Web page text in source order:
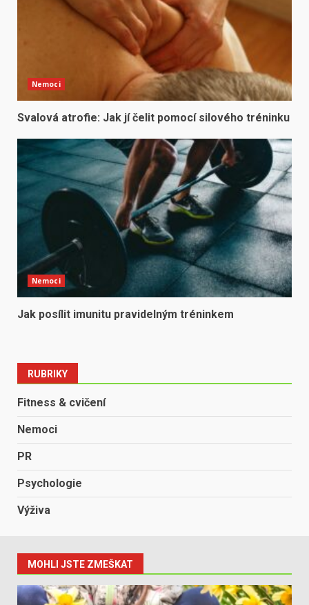
Nemoci
Svalová atrofie: Jak jí čelit pomocí silového tréninku
Nemoci
Jak posílit imunitu pravidelným tréninkem
RUBRIKY
Fitness & cvičení
Nemoci
PR
Psychologie
Výživa
MOHLI JSTE ZMEŠKAT